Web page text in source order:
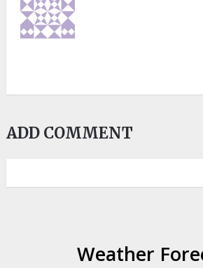
ADD COMMENT
Weather